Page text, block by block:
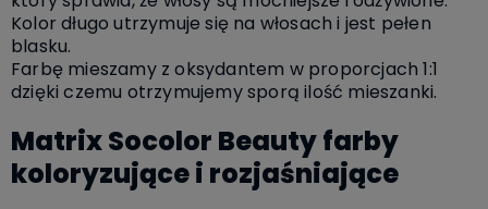
Kolor długo utrzymuje się na włosach i jest pełen
blasku.
Farbę mieszamy z oksydantem w proporcjach 1:1
dzięki czemu otrzymujemy sporą ilość mieszanki.
Matrix Socolor Beauty farby
koloryzujące i rozjaśniające